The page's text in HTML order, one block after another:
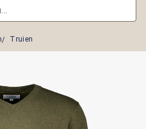
Truien